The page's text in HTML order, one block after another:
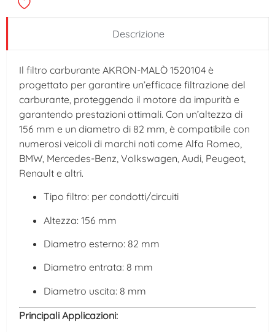
Descrizione
Il filtro carburante AKRON-MALÒ 1520104 è
progettato per garantire un’efficace filtrazione del
carburante, proteggendo il motore da impurità e
garantendo prestazioni ottimali. Con un’altezza di
156 mm e un diametro di 82 mm, è compatibile con
numerosi veicoli di marchi noti come Alfa Romeo,
BMW, Mercedes-Benz, Volkswagen, Audi, Peugeot,
Renault e altri.
Tipo filtro: per condotti/circuiti
Altezza: 156 mm
Diametro esterno: 82 mm
Diametro entrata: 8 mm
Diametro uscita: 8 mm
Principali Applicazioni: